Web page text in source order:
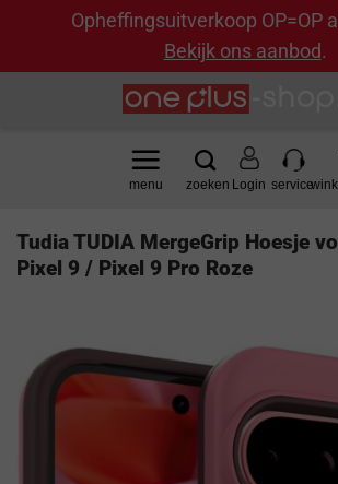
Opheffingsuitverkoop OP=OP
Bekijk ons aanbod.
Login
Tudia TUDIA MergeGrip Hoesje
Pixel 9 / Pixel 9 Pro Roze